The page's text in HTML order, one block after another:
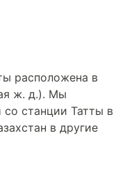
расположена в
ж. д.). Мы
станции Татты в
в другие